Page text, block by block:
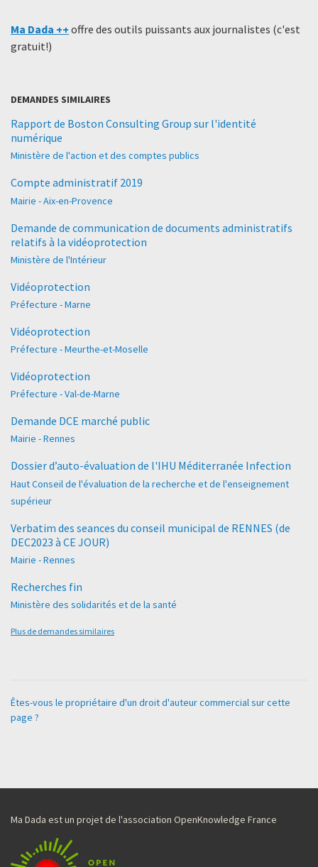
Ma Dada ++ offre des outils puissants aux journalistes (c'est
gratuit!)
DEMANDES SIMILAIRES
Rapport de Boston Consulting Group sur l'identité
numérique
Ministère de l'action et des comptes publics
Compte administratif 2019
Mairie - Aix-en-Provence
Demande de communication de documents administratifs
relatifs à la vidéoprotection
Ministère de l'Intérieur
Vidéoprotection
Préfecture - Marne
Vidéoprotection
Préfecture - Meurthe-et-Moselle
Vidéoprotection
Préfecture - Val-de-Marne
Demande DCE marché public
Mairie - Rennes
Dossier d’auto-évaluation de l'IHU Méditerranée Infection
Haut Conseil de l'évaluation de la recherche et de l'enseignement
supérieur
Verbatim des seances du conseil municipal de RENNES (de
DEC2023 à CE JOUR)
Mairie - Rennes
Recherches fin
Ministère des solidarités et de la santé
Plus de demandes similaires
Êtes-vous le propriétaire d'un droit d'auteur commercial sur cette
page ?
Ma Dada est un projet de l'association OpenKnowledge France